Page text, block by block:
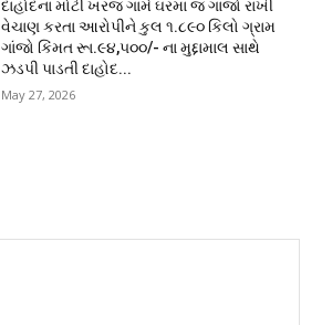
દાહોદના મોટી ખરજ ગામે ઘરમાં જ ગાંજો રાખી
વેચાણ કરતા આરોપીને કુલ ૧.૮૯૦ કિલો ગ્રામ
ગાંજો કિંમત રૂા.૯૪,૫૦૦/- ના મુદ્દામાલ સાથે
ઝડપી પાડતી દાહોદ...
May 27, 2026